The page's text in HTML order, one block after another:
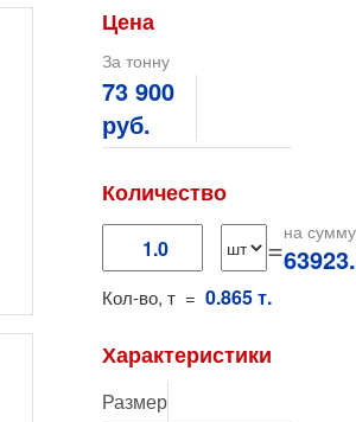
Цена
За тонну
73 900
руб.
Количество
=на сумму
Кол-во, т = 0.865 т.
Характеристики
Размер